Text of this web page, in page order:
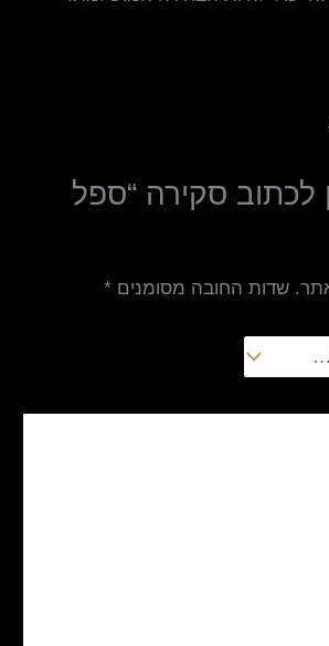
לכתוב סקירה “ספל
שדות החובה מסומנים *